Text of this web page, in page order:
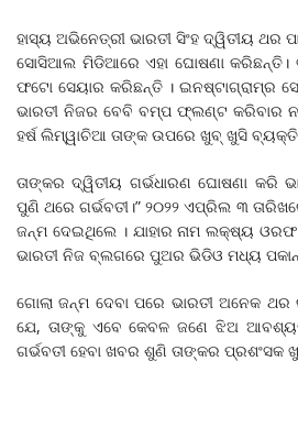
ହାସ୍ୟ ଅଭିନେତ୍ରୀ ଭାରତୀ ସିଂହ ଦ୍ୱିତୀୟ ଥର
ସୋସିଆଲ ମିଡିଆରେ ଏହା ଘୋଷଣା କରିଛନ୍ତି।
ଫଟୋ ସେୟାର କରିଛନ୍ତି । ଇନଷ୍ଟାଗ୍ରାମ୍‌ର
ଭାରତୀ ନିଜର ବେବି ବମ୍ପ ଫ୍ଲଣ୍ଟ କରିବାର
ହର୍ଷ ଲିମ୍ୱାଚିଆ ତାଙ୍କ ଉପରେ ଖୁବ୍‌ ଖୁସି ବ୍ୟକ୍ତି
ତାଙ୍କର ଦ୍ୱିତୀୟ ଗର୍ଭଧାରଣ ଘୋଷଣା କରି
ପୁଣି ଥରେ ଗର୍ଭବତୀ।” ୨୦୨୨ ଏପ୍ରିଲ ୩
ଜନ୍ମ ଦେଇଥିଲେ । ଯାହାର ନାମ ଲକ୍ଷ୍ୟ
ଭାରତୀ ନିଜ ବ୍ଲଗରେ ପୁଅର ଭିଡିଓ ମଧ୍ୟ
ଗୋଲା ଜନ୍ମ ଦେବା ପରେ ଭାରତୀ ଅନେକ
ଯେ, ତାଙ୍କୁ ଏବେ କେବଳ ଜଣେ ଝିଅ
ଗର୍ଭବତୀ ହେବା ଖବର ଶୁଣି ତାଙ୍କର ପ୍ରଶଂସକ